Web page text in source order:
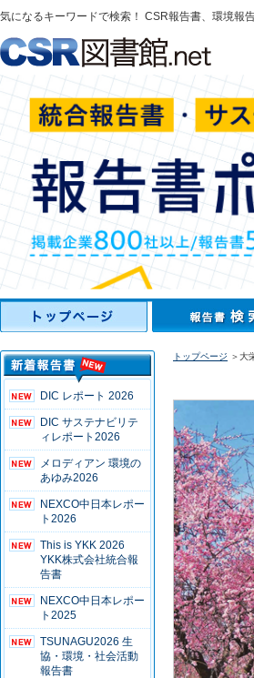
気になるキーワードで検索！ CSR報告書、環境報
DIC レポート 2026
DIC サステナビリテ
ィレポート2026
メロディアン 環境の
あゆみ2026
NEXCO中日本レポー
ト2026
This is YKK 2026
YKK株式会社統合報
告書
NEXCO中日本レポー
ト2025
TSUNAGU2026 生
協・環境・社会活動
報告書
トップページ ＞大